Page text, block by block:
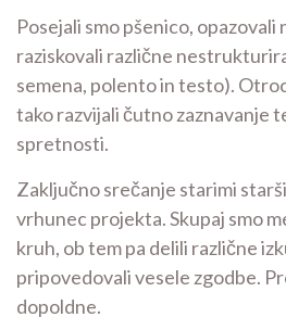
Posejali smo pšenico, opazovali
raziskovali različne
semena, polento in testo).
tako razvijali čutno zaznavanje
spretnosti.
Zaključno srečanje starimi
vrhunec projekta. Skupaj smo
kruh, ob tem pa delili različne
pripovedovali vesele zgodbe.
dopoldne.